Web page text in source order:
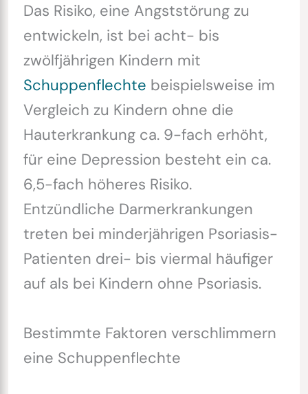
Das Risiko, eine Angststörung zu
entwickeln, ist bei acht- bis
zwölfjährigen Kindern mit
Schuppenflechte beispielsweise im
Vergleich zu Kindern ohne die
Hauterkrankung ca. 9-fach erhöht,
für eine Depression besteht ein ca.
6,5-fach höheres Risiko.
Entzündliche Darmerkrankungen
treten bei minderjährigen Psoriasis-
Patienten drei- bis viermal häufiger
auf als bei Kindern ohne Psoriasis.
Bestimmte Faktoren verschlimmern
eine Schuppenflechte